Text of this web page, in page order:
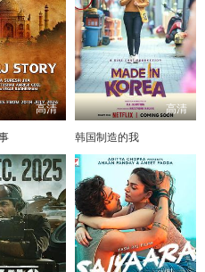
高清 高清
韩国制造的我